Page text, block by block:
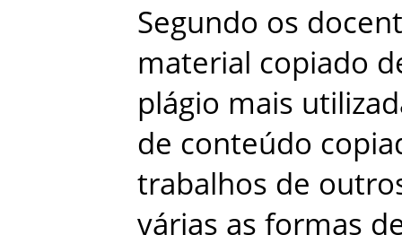
Segundo os
material copiado
plágio mais
de conteúdo
trabalhos de
várias as formas